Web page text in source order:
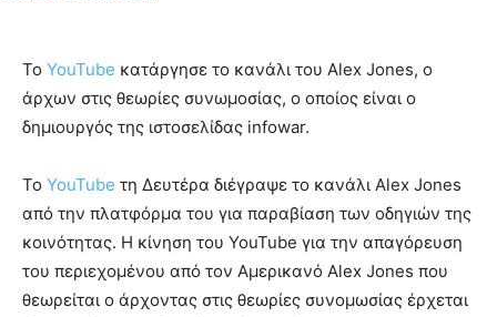
Το YouTube κατάργησε το κανάλι του Alex Jones, ο
άρχων στις θεωρίες συνωμοσίας, ο οποίος είναι ο
δημιουργός της ιστοσελίδας infowar.
Το YouTube τη Δευτέρα διέγραψε το κανάλι Alex Jones
από την πλατφόρμα του για παραβίαση των οδηγιών της
κοινότητας. Η κίνηση του YouTube για την απαγόρευση
του περιεχομένου από τον Αμερικανό Alex Jones που
θεωρείται ο άρχοντας στις θεωρίες συνομωσίας έρχεται